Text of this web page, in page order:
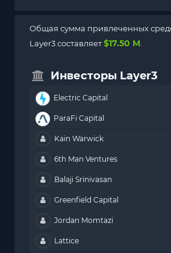
Общая сумма привлеченных
Layer3 составляет$17.50 M.
Инвесторы Layer3
Electric Capital
ParaFi Capital
Kain Warwick
6th Man Ventures
Balaji Srinivasan
Greenfield Capital
Jordan Momtazi
Lattice